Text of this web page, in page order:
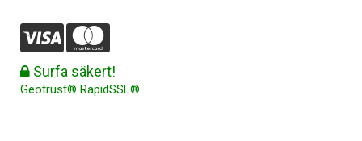
Surfa säkert!
Geotrust® RapidSSL®